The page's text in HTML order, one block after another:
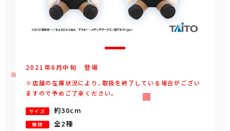
2021年6 月中旬 登場
※店舗の在庫状況により、取扱を終了している場合がござい
ますので予めご了承ください。
サイズ 約30cm
種類 全2種